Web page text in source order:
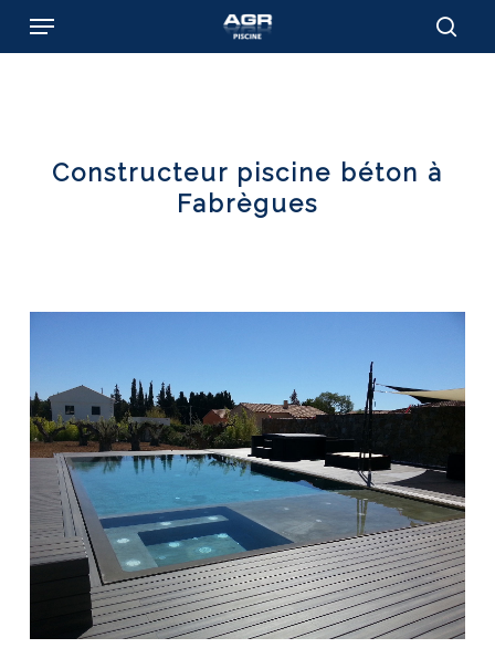
Menu
Constructeur piscine béton à
Fabrègues